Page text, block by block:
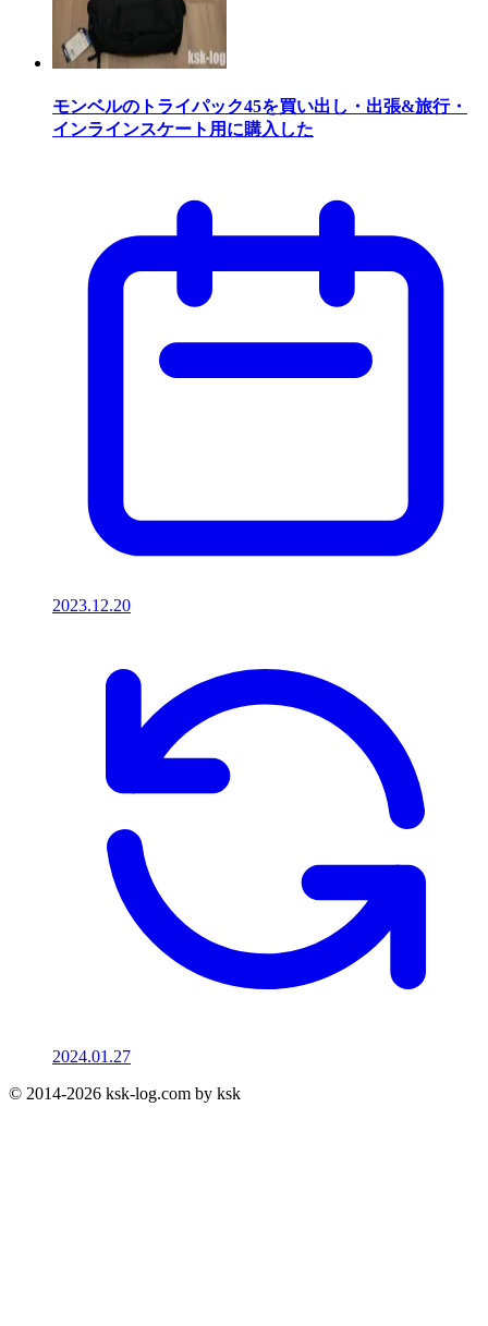
モンベルのトライパック45を買い出し・出張&旅行・
インラインスケート用に購入した
2023.12.20
2024.01.27
© 2014-2026 ksk-log.com by ksk